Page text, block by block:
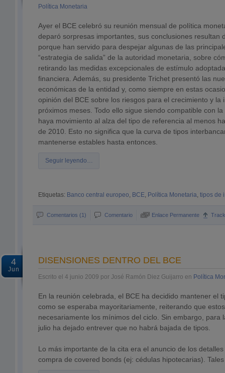
Política Monetaria
Ayer el BCE celebró su reunión mensual de política
deparó sorpresas importantes, sus conclusiones resultan
porque han servido para despejar algunas de las
“estrategia de salida” de la autoridad monetaria, sobre
retirando las medidas excepcionales de estímulo
financiera. Además, su presidente Trichet presentó las
económicas de la entidad y, como siempre en estas
opinión del BCE sobre los riesgos para el crecimiento y la
próximos meses. Todo ello sigue siendo compatible con
haya movimiento al alza del tipo de referencia al menos
de 2010. Esto no significa que la curva de tipos
mantenerse estables hasta entonces.
Seguir leyendo…
Etiquetas: Banco central europeo, BCE, Política Monetaria, tipos de
Comentarios (1) Comentario Enlace Permanente
4
Jun
DISENSIONES DENTRO DEL BCE
Escrito el 4 junio 2009 por José Ramón Diez Guijarro en Política
En la reunión celebrada, el BCE ha decidido mantener el
como se esperaba mayoritariamente, reiterando que
necesariamente los mínimos del ciclo. Sin embargo, para
julio ha dejado entrever que no habrá bajada de tipos.
Lo más importante de la cita era el anuncio de los
compra de covered bonds (ej: cédulas hipotecarias).